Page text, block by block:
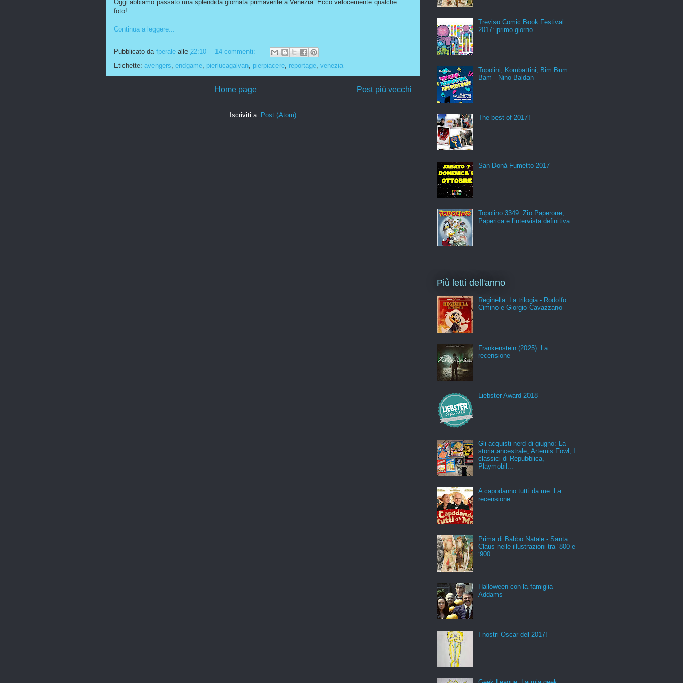
Oggi abbiamo passato una splendida giornata primaverile a Venezia. Ecco velocemente qualche
foto!
Continua a leggere...
Pubblicato da fperale alle 22:10
14 commenti:
Etichette: avengers endgame pierlucagalvan pierpiacere reportage venezia
Post più vecchi
Home page
Iscriviti a: Post (Atom)
Treviso Comic Book Festival
2017: primo giorno
Topolini, Kombattini, Bim Bum
Bam - Nino Baldan
The best of 2017!
San Donà Fumetto 2017
Topolino 3349: Zio Paperone,
Paperica e l'intervista definitiva
Più letti dell'anno
Reginella: La trilogia - Rodolfo
Cimino e Giorgio Cavazzano
Frankenstein (2025): La
recensione
Liebster Award 2018
Gli acquisti nerd di giugno: La
storia ancestrale, Artemis Fowl, I
classici di Repubblica,
Playmobil...
A capodanno tutti da me: La
recensione
Prima di Babbo Natale - Santa
Claus nelle illustrazioni tra ‘800 e
‘900
Halloween con la famiglia
Addams
I nostri Oscar del 2017!